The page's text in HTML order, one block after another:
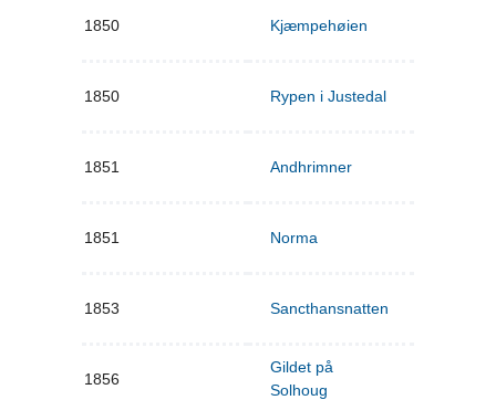
1850 Kjæmpehøien
1850 Rypen i Justedal
1851 Andhrimner
1851 Norma
1853 Sancthansnatten
1856
Gildet på
Solhoug